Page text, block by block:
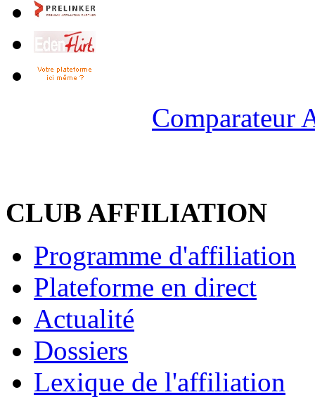
Comparateur
CLUB AFFILIATION
Programme d'affiliation
Plateforme en direct
Actualité
Dossiers
Lexique de l'affiliation